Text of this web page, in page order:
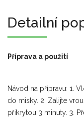
Detailní
Příprava a použití
Návod na přípravu: 1.
do misky. 2. Zalijte
přikrytou 3 minuty. 3.